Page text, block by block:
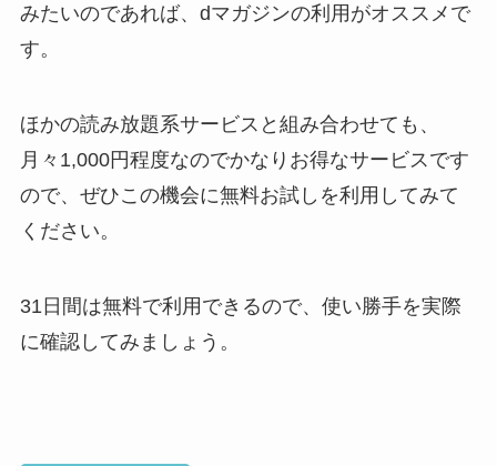
みたいのであれば、dマガジンの利用がオススメで
す。
ほかの読み放題系サービスと組み合わせても、
月々1,000円程度なのでかなりお得なサービスです
ので、ぜひこの機会に無料お試しを利用してみて
ください。
31日間は無料で利用できるので、使い勝手を実際
に確認してみましょう。